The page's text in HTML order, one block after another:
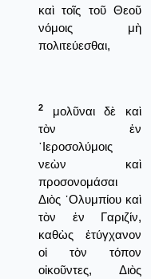
καὶ τοῖς τοῦ Θεοῦ
νόμοις μὴ
πολιτεύεσθαι,
2
μολῦναι δὲ καὶ
τὸν ἐν
῾Ιεροσολύμοις
νεὼν καὶ
προσονομάσαι
Διὸς ᾿Ολυμπίου καὶ
τὸν ἐν Γαριζίν,
καθὼς ἐτύγχανον
οἱ τὸν τόπον
οἰκοῦντες, Διὸς